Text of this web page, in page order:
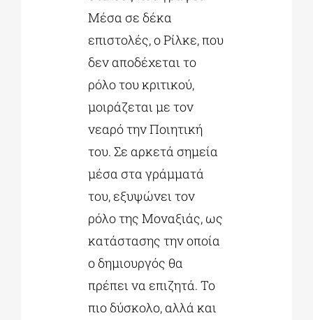
Μέσα σε δέκα
επιστολές, ο Ρίλκε, που
δεν αποδέχεται το
ρόλο του κριτικού,
μοιράζεται με τον
νεαρό την Ποιητική
του. Σε αρκετά σημεία
μέσα στα γράμματά
του, εξυψώνει τον
ρόλο της Μοναξιάς, ως
κατάστασης την οποία
ο δημιουργός θα
πρέπει να επιζητά. Το
πιο δύσκολο, αλλά και